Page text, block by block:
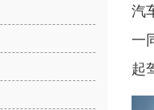
汽
一
起